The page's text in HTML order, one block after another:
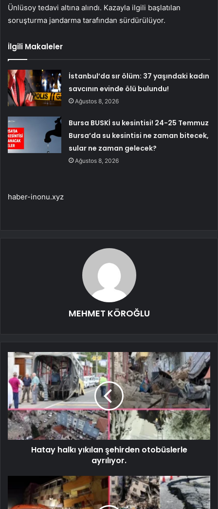
Ünlüsoy tedavi altına alındı. Kazayla ilgili başlatılan
soruşturma jandarma tarafından sürdürülüyor.
İlgili Makaleler
İstanbul’da sır ölüm: 37 yaşındaki kadın
savcının evinde ölü bulundu!
Ağustos 8, 2026
Bursa BUSKİ su kesintisi! 24-25 Temmuz
Bursa’da su kesintisi ne zaman bitecek,
sular ne zaman gelecek?
Ağustos 8, 2026
haber-inonu.xyz
MEHMET KÖROĞLU
Hatay halkı yıkılan şehirden otobüslerle
ayrılıyor.